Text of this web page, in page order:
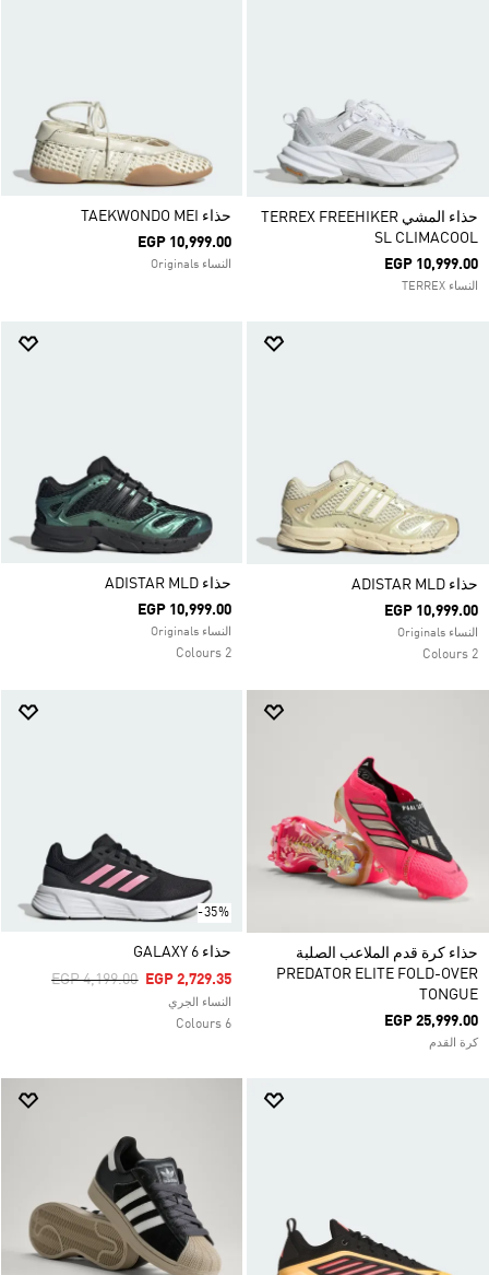
حذاء المشي TERREX FREEHIKER
SL CLIMACOOL
EGP 10,999.00
النساء TERREX
حذاء TAEKWONDO MEI
EGP 10,999.00
النساء Originals
حذاء ADISTAR MLD
EGP 10,999.00
النساء Originals
2 Colours
حذاء ADISTAR MLD
EGP 10,999.00
النساء Originals
2 Colours
حذاء كرة قدم الملاعب الصلبة
PREDATOR ELITE FOLD-OVER
TONGUE
EGP 25,999.00
كرة القدم
-35%
حذاء GALAXY 6
Price Reduced From
EGP 4,199.00ToEGP 2,729.35
النساء الجري
6 Colours